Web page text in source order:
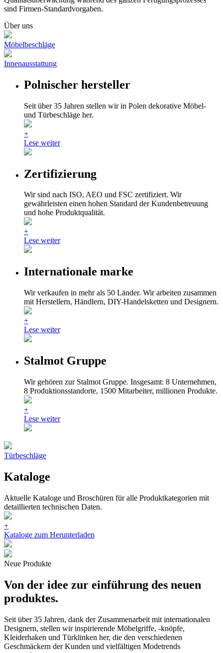
sind Firmen-Standardvorgaben.
Über uns
Möbelbeschläge
Innenausstattung
Polnischer hersteller
Seit über 35 Jahren stellen wir in Polen dekorative Möbel-
und Türbeschläge her.
+
Lese weiter
Zertifizierung
Wir sind nach ISO, AEO und FSC zertifiziert. Wir
gewährleisten einen hohen Standard der Kundenbetreuung
und hohe Produktqualität.
+
Lese weiter
Internationale marke
Wir verkaufen in mehr als 50 Länder. Wir arbeiten zusammen
mit Herstellern, Händlern, DIY-Handelsketten und Designern.
+
Lese weiter
Stalmot Gruppe
Wir gehören zur Stalmot Gruppe. Insgesamt: 8 Unternehmen,
8 Produktionsstandorte, 1500 Mitarbeiter, millionen Produkte.
+
Lese weiter
Türbeschläge
Kataloge
Aktuelle Kataloge und Broschüren für alle Produktkategorien mit
detaillierten technischen Daten.
+
Kataloge zum Herunterladen
Neue Produkte
Von der idee zur einführung des neuen
produktes.
Seit über 35 Jahren, dank der Zusammenarbeit mit internationalen
Designern, stellen wir inspirierende Möbelgriffe, -knöpfe,
Kleiderhaken und Türklinken her, die den verschiedenen
Geschmäckern der Kunden und vielfältigen Modetrends